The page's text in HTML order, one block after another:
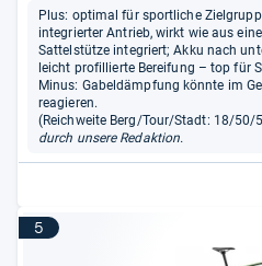
Plus: optimal für sportliche
integrierter Antrieb, wirkt wie aus
Sattelstütze integriert; Akku nach
leicht profillierte Bereifung – top für
Minus: Gabeldämpfung könnte im
reagieren.
(Reichweite Berg/Tour/Stadt: 18/50/
durch unsere Redaktion.
5